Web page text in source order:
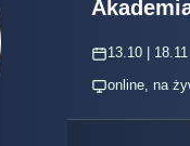
13.10 |
online, na